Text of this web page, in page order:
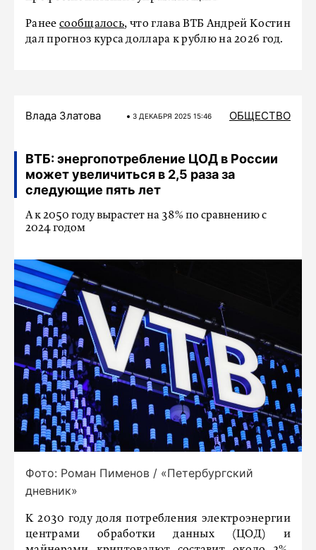
Ранеесообщалось, что глава ВТБ Андрей Костин
дал прогноз курса доллара к рублю на 2026 год.
Влада Златова 3 ДЕКАБРЯ 2025 15:46 ОБЩЕСТВО
ВТБ: энергопотребление ЦОД в России
может увеличиться в 2,5 раза за
следующие пять лет
А к 2050 году вырастет на 38% по сравнению с
2024 годом
Фото: Роман Пименов / «Петербургский
дневник»
К 2030 году доля потребления электроэнергии
центрами обработки данных (ЦОД) и